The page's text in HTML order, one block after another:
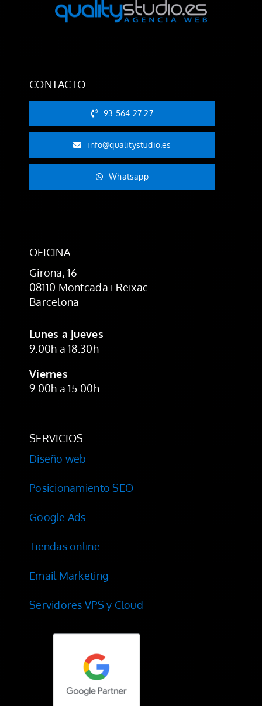
CONTACTO
93 564 27 27
info@qualitystudio.es
Whatsapp
OFICINA
Girona, 16
08110 Montcada i Reixac
Barcelona
Lunes a jueves
9:00h a 18:30h
Viernes
9:00h a 15:00h
SERVICIOS
Diseño web
Posicionamiento SEO
Google Ads
Tiendas online
Email Marketing
Servidores VPS y Cloud